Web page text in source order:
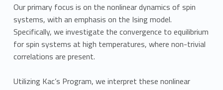
Our primary focus is on the nonlinear dynamics of spin
systems, with an emphasis on the Ising model.
Specifically, we investigate the convergence to equilibrium
for spin systems at high temperatures, where non-trivial
correlations are present.
Utilizing Kac’s Program, we interpret these nonlinear